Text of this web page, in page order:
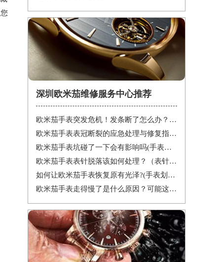
深圳欧米茄维修服务中心推荐
欧米茄手表突发危机！发条断了怎么办？紧急处理指南在这里
欧米茄手表表冠断裂的应急处理与修复指南：保护您的投资
欧米茄手表坑碰了一下会有影响吗(手表承受强烈震动有什么后果)
欧米茄手表表针脱落该如何处理？（表针脱落的处理方式）
如何让欧米茄手表恢复原有光泽?(手表划痕修复的方法)
欧米茄手表走得慢了是什么原因？可能这有这5个方面